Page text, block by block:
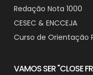
Redação Nota 1000
CESEC & ENCCEJA
Curso de Orientação
VAMOS SER "CLOSE